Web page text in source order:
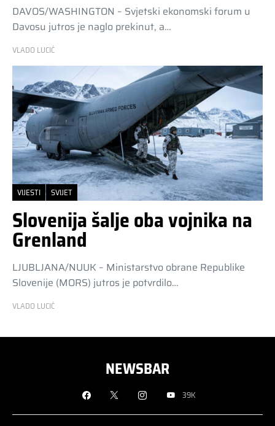
DAVOS/WASHINGTON – Svjetski ekonomski forum u
Davosu jutros je naglo prekinut, a…
VLADO LUCIĆ
VIJESTI SVIJET
Slovenija šalje oba vojnika na
Grenland
LJUBLJANA/NUUK – Ministarstvo obrane Republike
Slovenije (MORS) jutros je potvrdilo…
VLADO LUCIĆ
NEWSBAR
39K